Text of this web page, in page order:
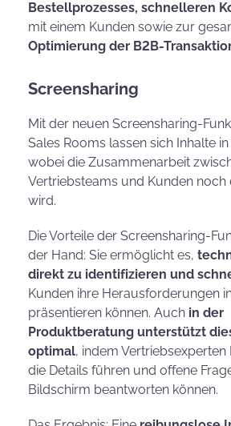
Bestellprozesses, schnelleren
mit einem Kunden sowie zur
Optimierung der B2B-
Screensharing
Mit der neuen Screensharing-
Sales Rooms lassen sich Inhalte
wobei die Zusammenarbeit
Vertriebsteams und Kunden
wird.
Die Vorteile der Screensharing-
der Hand: Sie ermöglicht es,
direkt zu identifizieren und
Kunden ihre Herausforderungen
präsentieren können. Auch in der
Produktberatung unterstützt
optimal, indem
die Details führen und offene
Bildschirm beantworten können.